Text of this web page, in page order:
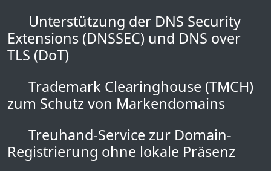
Unterstützung der DNS Security
Extensions (DNSSEC) und DNS over
TLS (DoT)
Trademark Clearinghouse (TMCH)
zum Schutz von Markendomains
Treuhand-Service zur Domain-
Registrierung ohne lokale Präsenz